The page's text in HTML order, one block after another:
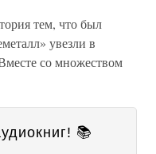
тем, что был
увезли в
со множеством
📚